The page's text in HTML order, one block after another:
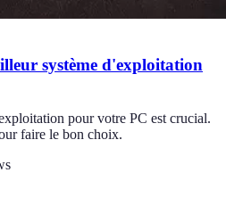
système d'exploitation
pour votre PC est crucial.
faire le bon choix.